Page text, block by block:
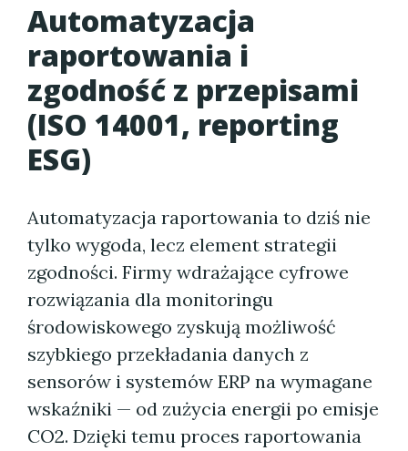
Automatyzacja
raportowania i
zgodność z przepisami
(ISO 14001, reporting
ESG)
Automatyzacja raportowania to dziś nie
tylko wygoda, lecz element strategii
zgodności. Firmy wdrażające cyfrowe
rozwiązania dla monitoringu
środowiskowego zyskują możliwość
szybkiego przekładania danych z
sensorów i systemów ERP na wymagane
wskaźniki — od zużycia energii po emisje
CO2. Dzięki temu proces raportowania